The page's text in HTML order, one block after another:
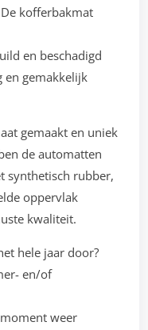
kofferbakmat
en beschadigd
en gemakkelijk
gemaakt en uniek
de automatten
synthetisch rubber,
oppervlak
kwaliteit.
hele jaar door?
en/of
weer